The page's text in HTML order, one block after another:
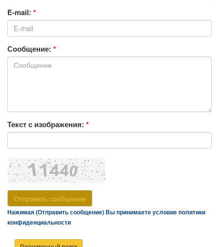
E-mail: *
Сообщение: *
Текст с изображения: *
Отправить сообщение
Нажимая (Отправить сообщение) Вы принимаете условие политики
конфиденциальности